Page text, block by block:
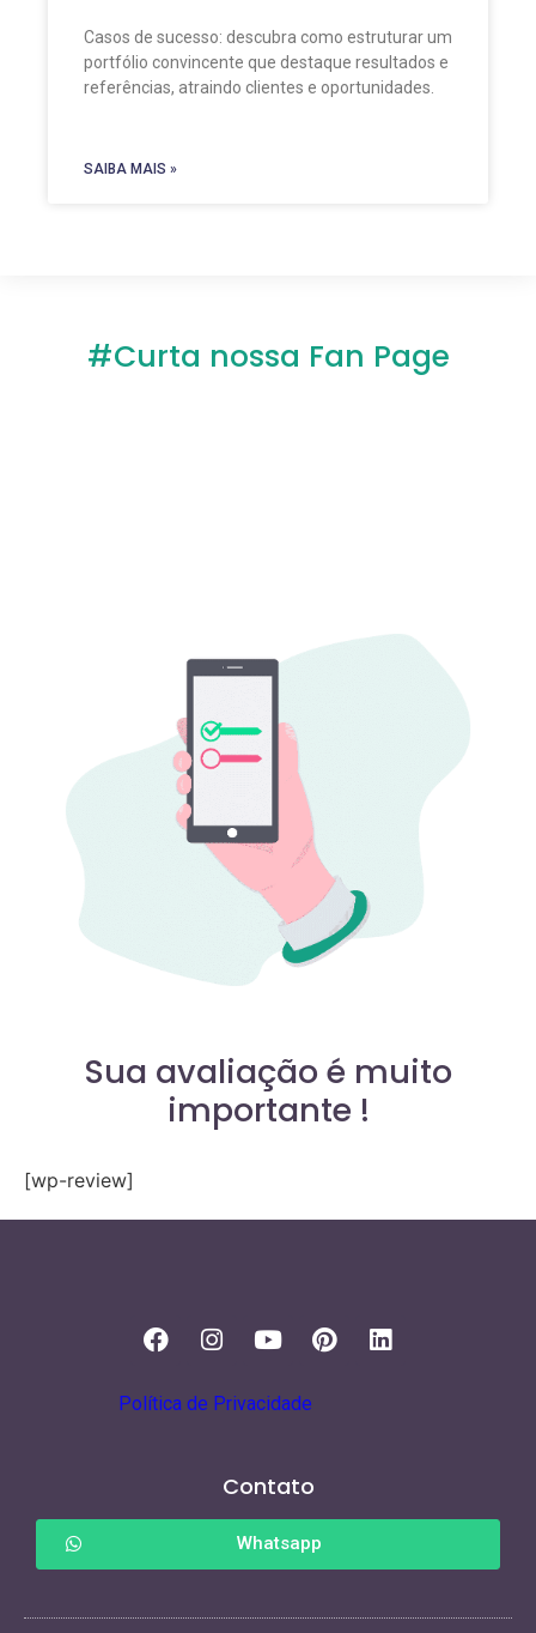
Casos de sucesso: descubra como estruturar um
portfólio convincente que destaque resultados e
referências, atraindo clientes e oportunidades.
SAIBA MAIS »
#Curta nossa Fan Page
Sua avaliação é muito
importante !
[wp-review]
Política de Privacidade
Contato
Whatsapp